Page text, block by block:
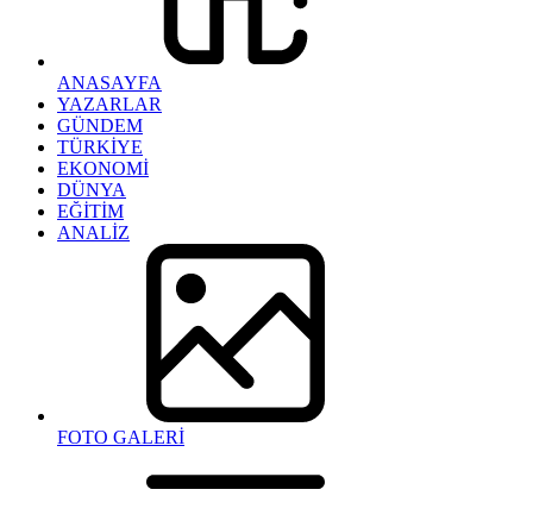
ANASAYFA
YAZARLAR
GÜNDEM
TÜRKİYE
EKONOMİ
DÜNYA
EĞİTİM
ANALİZ
FOTO GALERİ